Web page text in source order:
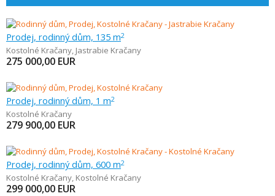
Prodej, rodinný dům, 135 m2
Kostolné Kračany, Jastrabie Kračany
275 000,00 EUR
Prodej, rodinný dům, 1 m2
Kostolné Kračany
279 900,00 EUR
Prodej, rodinný dům, 600 m2
Kostolné Kračany, Kostolné Kračany
299 000,00 EUR